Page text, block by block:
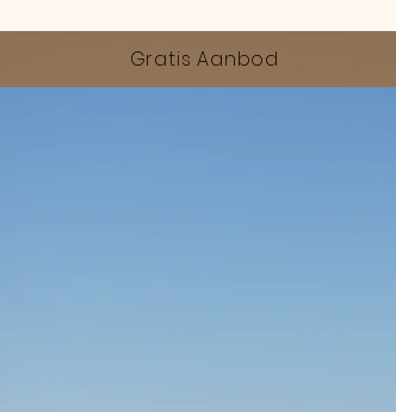
Gratis Aanbod